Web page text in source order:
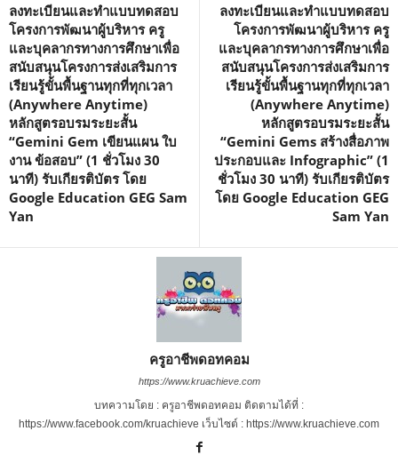
ลงทะเบียนและทำแบบทดสอบ
โครงการพัฒนาผู้บริหาร ครู
และบุคลากรทางการศึกษาเพื่อ
สนับสนุนโครงการส่งเสริมการ
เรียนรู้ขั้นพื้นฐานทุกที่ทุกเวลา
(Anywhere Anytime)
หลักสูตรอบรมระยะสั้น
“Gemini Gem เขียนแผน ใบ
งาน ข้อสอบ” (1 ชั่วโมง 30
นาที) รับเกียรติบัตร โดย
Google Education GEG Sam
Yan
ลงทะเบียนและทำแบบทดสอบ
โครงการพัฒนาผู้บริหาร ครู
และบุคลากรทางการศึกษาเพื่อ
สนับสนุนโครงการส่งเสริมการ
เรียนรู้ขั้นพื้นฐานทุกที่ทุกเวลา
(Anywhere Anytime)
หลักสูตรอบรมระยะสั้น
“Gemini Gems สร้างสื่อภาพ
ประกอบและ Infographic” (1
ชั่วโมง 30 นาที) รับเกียรติบัตร
โดย Google Education GEG
Sam Yan
ครูอาชีพดอทคอม
https://www.kruachieve.com
บทความโดย : ครูอาชีพดอทคอม ติดตามได้ที่ :
https://www.facebook.com/kruachieve เว็บไซต์ : https://www.kruachieve.com